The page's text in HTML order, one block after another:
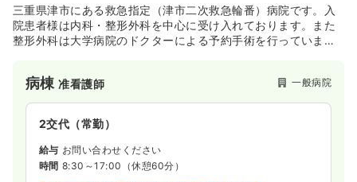
三重県津市にある救急指定（津市二次救急輪番）病院です。入
院患者様は内科・整形外科を中心に受け入れております。また
整形外科は大学病院のドクターによる予約手術を行っていま
病棟准看護師 一般病院
2交代（常勤）
給与 お問い合わせください
時間 8:30～17:00 （休憩60分）